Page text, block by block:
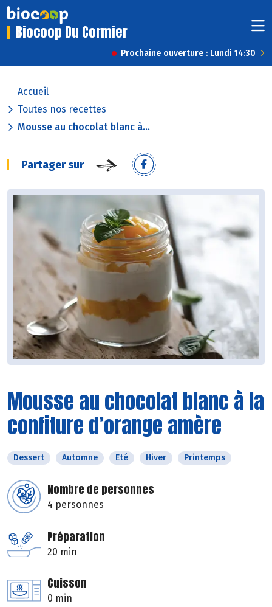
Biocoop Du Cormier
Prochaine ouverture : Lundi 14:30
Accueil
Toutes nos recettes
Mousse au chocolat blanc à...
Partager sur
Mousse au chocolat blanc à la
confiture d’orange amère
Dessert Automne Eté Hiver Printemps
Nombre de personnes
4 personnes
Préparation
20 min
Cuisson
0 min